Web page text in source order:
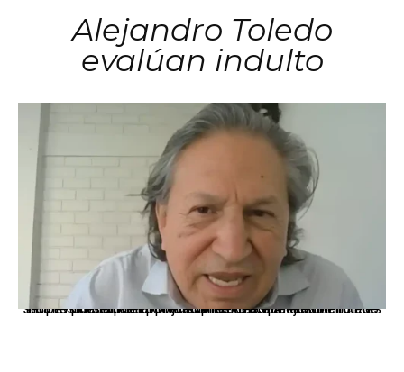
Alejandro Toledo
evalúan indulto
La presidenta Keiko Fujimori informó que la solicitud de indulto presentada por el expresidente Alejandro Toledo será evaluada por la Comisión de Gracias Presidenciales conforme al procedimiento establecido.